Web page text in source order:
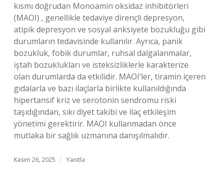
kısmı doğrudan Monoamin oksidaz inhibitörleri
(MAOI) , genellikle tedaviye dirençli depresyon,
atipik depresyon ve sosyal anksiyete bozukluğu gibi
durumların tedavisinde kullanılır. Ayrıca, panik
bozukluk, fobik durumlar, ruhsal dalgalanmalar,
iştah bozuklukları ve isteksizliklerle karakterize
olan durumlarda da etkilidir. MAOI’ler, tiramin içeren
gıdalarla ve bazı ilaçlarla birlikte kullanıldığında
hipertansif kriz ve serotonin sendromu riski
taşıdığından, sıkı diyet takibi ve ilaç etkileşim
yönetimi gerektirir. MAOI kullanmadan önce
mutlaka bir sağlık uzmanına danışılmalıdır.
Kasım 26, 2025 Yanıtla